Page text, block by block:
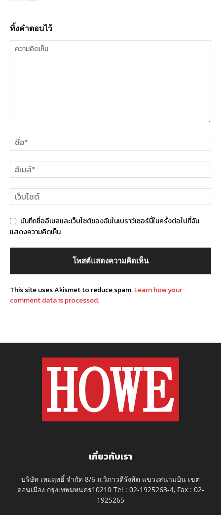
ทิ้งคำตอบไว้
บันทึกชื่ออีเมลและเว็บไซต์ของฉันในเบราว์เซอร์นี้ในครั้งต่อไปที่ฉัน
แสดงความคิดเห็น
This site uses Akismet to reduce spam.Learn how your
comment data is processed.
เกี่ยวกับเรา
บริษัท เหมฤทธิ์ จำกัด 8/6 ถ.วิภาวดีรังสิต แขวงสนามบิน เขต
ดอนเมือง กรุงเทพมหนคร10210 Tel : 02-1925263-4, Fax : 02-
1925265